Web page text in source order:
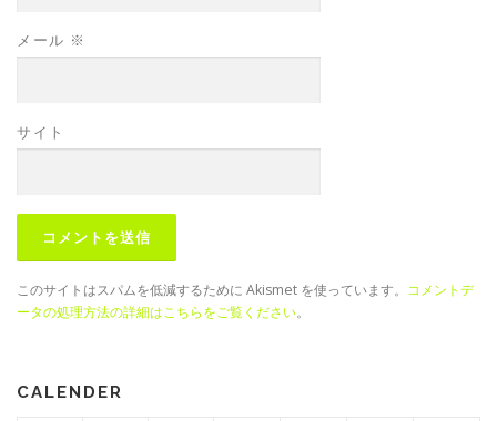
メール ※
サイト
このサイトはスパムを低減するために Akismet を使っています。 コメントデ
ータの処理方法の詳細はこちらをご覧ください。
CALENDER